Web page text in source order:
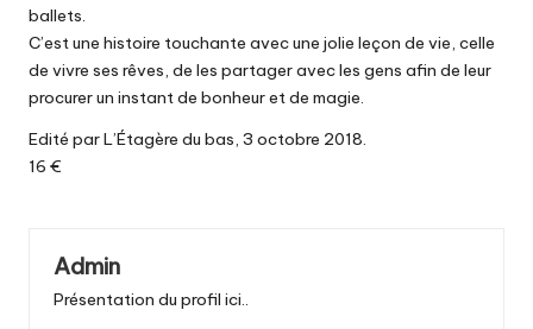
ballets.
C’est une histoire touchante avec une jolie leçon de vie, celle
de vivre ses rêves, de les partager avec les gens afin de leur
procurer un instant de bonheur et de magie.
Edité par L’Étagère du bas, 3 octobre 2018.
16 €
Admin
Présentation du profil ici..